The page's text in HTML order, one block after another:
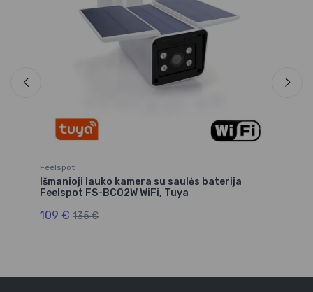
Feelspot
Išmanioji lauko kamera su saulės baterija
Feelspot FS-BC02W WiFi, Tuya
109 € 135 €